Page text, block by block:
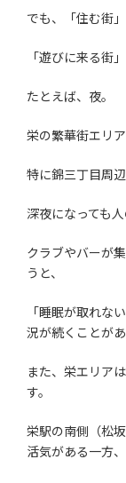
でも、「住む街
「遊びに来る街
たとえば、夜。
栄の繁華街エリ
特に錦三丁目周辺
深夜になっても
クラブやバーが
うと、
「睡眠が取れな
況が続くことがあ
また、栄エリア
す。
栄駅の南側（松
活気がある一方、